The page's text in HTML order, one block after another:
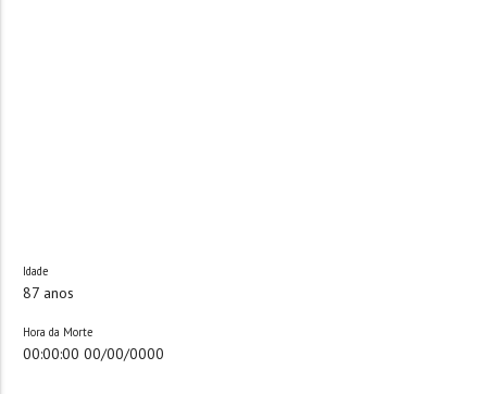
Idade
87 anos
Hora da Morte
00:00:00 00/00/0000